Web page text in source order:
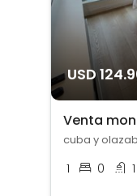
USD
cuba y
1 0 1